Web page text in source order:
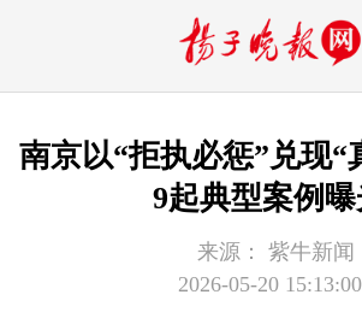
南京以“拒执必惩”兑现“
9起典型案例
来源：
紫牛新闻
2026-05-20 15:13:00